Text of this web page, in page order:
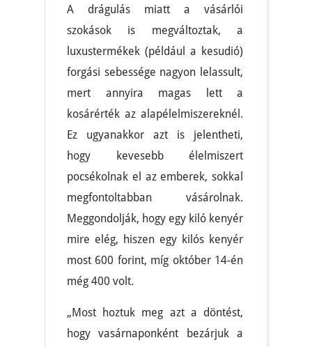
A drágulás miatt a vásárlói
szokások is megváltoztak, a
luxustermékek (például a kesudió)
forgási sebessége nagyon lelassult,
mert annyira magas lett a
kosárérték az alapélelmiszereknél.
Ez ugyanakkor azt is jelentheti,
hogy kevesebb élelmiszert
pocsékolnak el az emberek, sokkal
megfontoltabban vásárolnak.
Meggondolják, hogy egy kiló kenyér
mire elég, hiszen egy kilós kenyér
most 600 forint, míg október 14-én
még 400 volt.
„Most hoztuk meg azt a döntést,
hogy vasárnaponként bezárjuk a